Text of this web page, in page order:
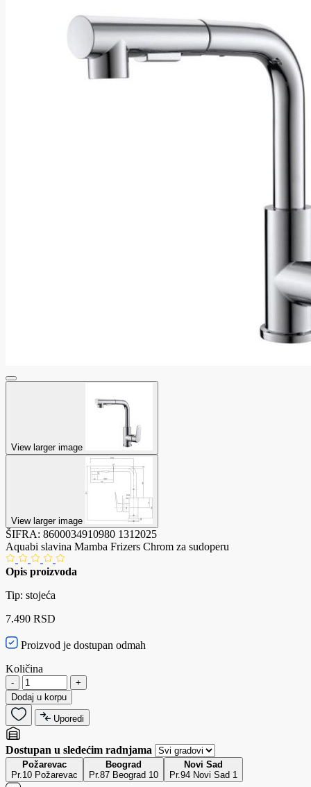
View larger image
View larger image
ŠIFRA: 8600034910980 1312025
Aquabi slavina Mamba Frizers Chrom za sudoperu
Opis proizvoda
Tip: stojeća
7.490 RSD
Proizvod je dostupan odmah
Količina
-
+
Dodaj u korpu
Uporedi
Dostupan u sledećim radnjama
Požarevac
Pr.10 Požarevac
Beograd
Pr.87 Beograd 10
Novi Sad
Pr.94 Novi Sad 1